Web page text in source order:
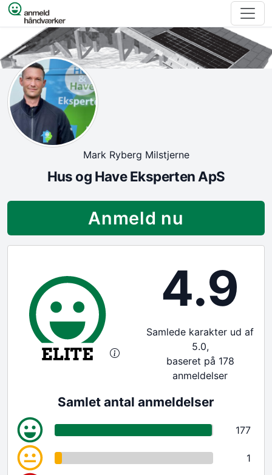
Spring til indhold
Mark Ryberg Milstjerne
Hus og Have Eksperten ApS
Anmeld nu
4.9
Samlede karakter ud af
5.0,
baseret på 178
anmeldelser
Samlet antal anmeldelser
177
1